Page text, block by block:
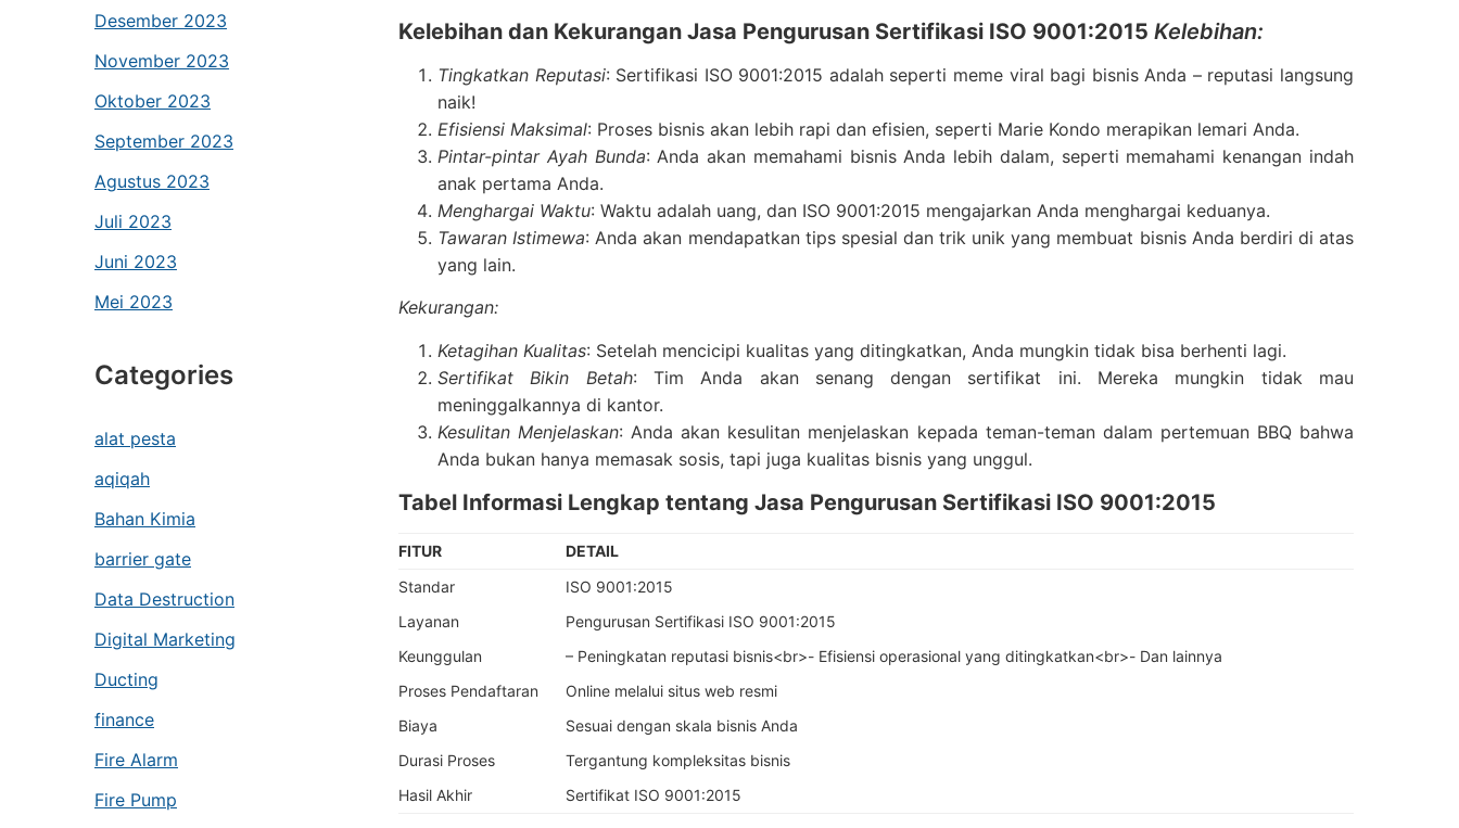
Desember 2023
November 2023
Oktober 2023
September 2023
Agustus 2023
Juli 2023
Juni 2023
Mei 2023
Categories
alat pesta
aqiqah
Bahan Kimia
barrier gate
Data Destruction
Digital Marketing
Ducting
finance
Fire Alarm
Fire Pump
Kelebihan dan Kekurangan Jasa Pengurusan Sertifikasi ISO 9001:2015 Kelebihan:
Tingkatkan Reputasi: Sertifikasi ISO 9001:2015 adalah seperti meme viral bagi bisnis Anda – reputasi langsung
naik!
Efisiensi Maksimal: Proses bisnis akan lebih rapi dan efisien, seperti Marie Kondo merapikan lemari Anda.
Pintar-pintar Ayah Bunda: Anda akan memahami bisnis Anda lebih dalam, seperti memahami kenangan indah
anak pertama Anda.
Menghargai Waktu: Waktu adalah uang, dan ISO 9001:2015 mengajarkan Anda menghargai keduanya.
Tawaran Istimewa: Anda akan mendapatkan tips spesial dan trik unik yang membuat bisnis Anda berdiri di atas
yang lain.
Kekurangan:
Ketagihan Kualitas: Setelah mencicipi kualitas yang ditingkatkan, Anda mungkin tidak bisa berhenti lagi.
Sertifikat Bikin Betah: Tim Anda akan senang dengan sertifikat ini. Mereka mungkin tidak mau
meninggalkannya di kantor.
Kesulitan Menjelaskan: Anda akan kesulitan menjelaskan kepada teman-teman dalam pertemuan BBQ bahwa
Anda bukan hanya memasak sosis, tapi juga kualitas bisnis yang unggul.
Tabel Informasi Lengkap tentang Jasa Pengurusan Sertifikasi ISO 9001:2015
FITUR
DETAIL
Standar
ISO 9001:2015
Layanan
Pengurusan Sertifikasi ISO 9001:2015
Keunggulan
– Peningkatan reputasi bisnis<br>- Efisiensi operasional yang ditingkatkan<br>- Dan lainnya
Proses Pendaftaran
Online melalui situs web resmi
Biaya
Sesuai dengan skala bisnis Anda
Durasi Proses
Tergantung kompleksitas bisnis
Hasil Akhir
Sertifikat ISO 9001:2015